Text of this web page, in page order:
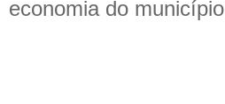
economia do município